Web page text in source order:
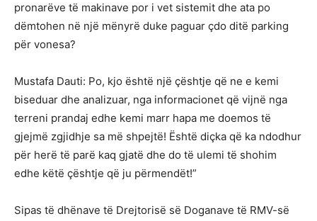
pronarëve të makinave por i vet sistemit dhe ata po
dëmtohen në një mënyrë duke paguar çdo ditë parking
për vonesa?
Mustafa Dauti: Po, kjo është një çështje që ne e kemi
biseduar dhe analizuar, nga informacionet që vijnë nga
terreni prandaj edhe kemi marr hapa me doemos të
gjejmë zgjidhje sa më shpejtë! Është diçka që ka ndodhur
për herë të parë kaq gjatë dhe do të ulemi të shohim
edhe këtë çështje që ju përmendët!”
Sipas të dhënave të Drejtorisë së Doganave të RMV-së